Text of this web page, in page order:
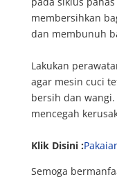
membersihkan
dan membunuh
Lakukan
agar mesin cuci
bersih dan
mencegah
Klik Disini :
Semoga